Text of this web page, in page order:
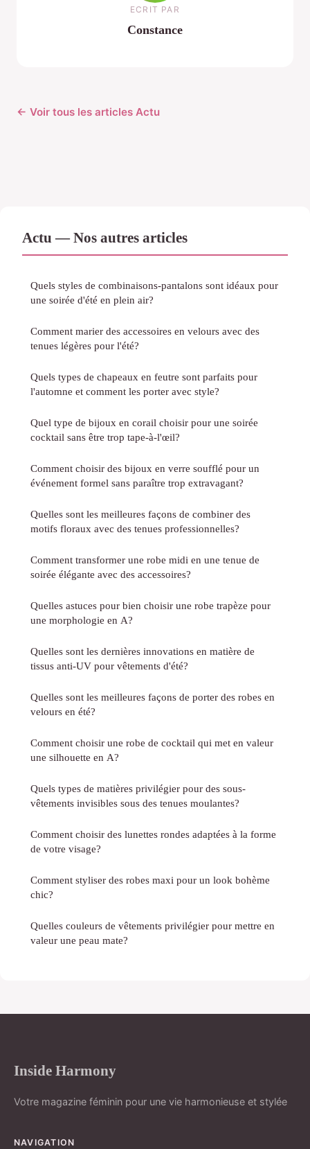
ECRIT PAR
Constance
← Voir tous les articles Actu
Actu — Nos autres articles
Quels styles de combinaisons-pantalons sont idéaux pour
une soirée d'été en plein air?
Comment marier des accessoires en velours avec des
tenues légères pour l'été?
Quels types de chapeaux en feutre sont parfaits pour
l'automne et comment les porter avec style?
Quel type de bijoux en corail choisir pour une soirée
cocktail sans être trop tape-à-l'œil?
Comment choisir des bijoux en verre soufflé pour un
événement formel sans paraître trop extravagant?
Quelles sont les meilleures façons de combiner des
motifs floraux avec des tenues professionnelles?
Comment transformer une robe midi en une tenue de
soirée élégante avec des accessoires?
Quelles astuces pour bien choisir une robe trapèze pour
une morphologie en A?
Quelles sont les dernières innovations en matière de
tissus anti-UV pour vêtements d'été?
Quelles sont les meilleures façons de porter des robes en
velours en été?
Comment choisir une robe de cocktail qui met en valeur
une silhouette en A?
Quels types de matières privilégier pour des sous-
vêtements invisibles sous des tenues moulantes?
Comment choisir des lunettes rondes adaptées à la forme
de votre visage?
Comment styliser des robes maxi pour un look bohème
chic?
Quelles couleurs de vêtements privilégier pour mettre en
valeur une peau mate?
Inside Harmony
Votre magazine féminin pour une vie harmonieuse et stylée
NAVIGATION